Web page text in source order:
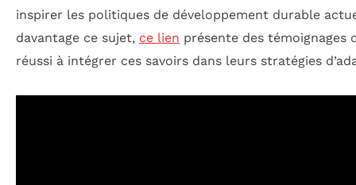
inspirer les politiques de développement durable
davantage ce sujet, ce lien présente des témoignages
réussi à intégrer ces savoirs dans leurs stratégies